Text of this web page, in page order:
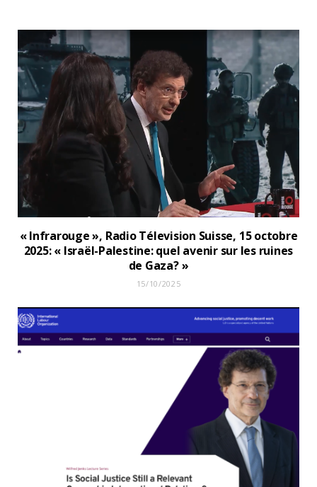
« Infrarouge », Radio Télevision Suisse, 15 octobre
2025: « Israël-Palestine: quel avenir sur les ruines
de Gaza? »
15/10/2025